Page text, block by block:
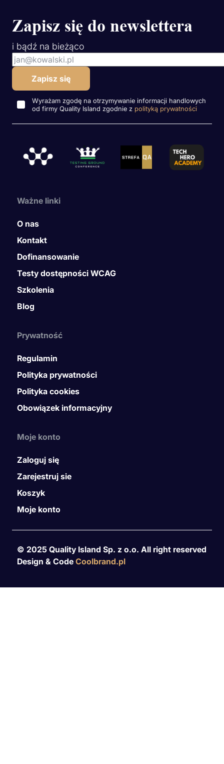
Zapisz się do newslettera
i bądź na bieżąco
Wyrażam zgodę na otrzymywanie informacji handlowych
od firmy Quality Island zgodnie z polityką prywatności
Ważne linki
O nas
Kontakt
Dofinansowanie
Testy dostępności WCAG
Szkolenia
Blog
Prywatność
Regulamin
Polityka prywatności
Polityka cookies
Obowiązek informacyjny
Moje konto
Zaloguj się
Zarejestruj sie
Koszyk
Moje konto
© 2025 Quality Island Sp. z o.o. All right reserved
Design & Code Coolbrand.pl